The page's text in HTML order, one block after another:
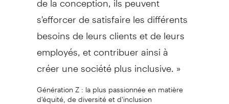
s'efforcer de satisfaire les différents
besoins de leurs clients et de leurs
employés, et contribuer ainsi à
créer une société plus inclusive. »
Génération Z : la plus passionnée en matière
d'équité, de diversité et d'inclusion